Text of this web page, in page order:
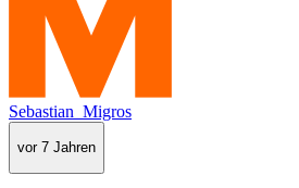
Sebastian_Migros
vor 7 Jahren